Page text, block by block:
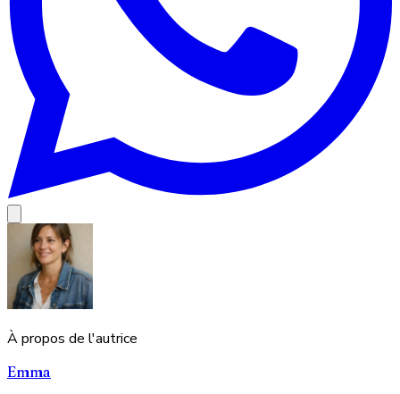
À propos de l'autrice
Emma